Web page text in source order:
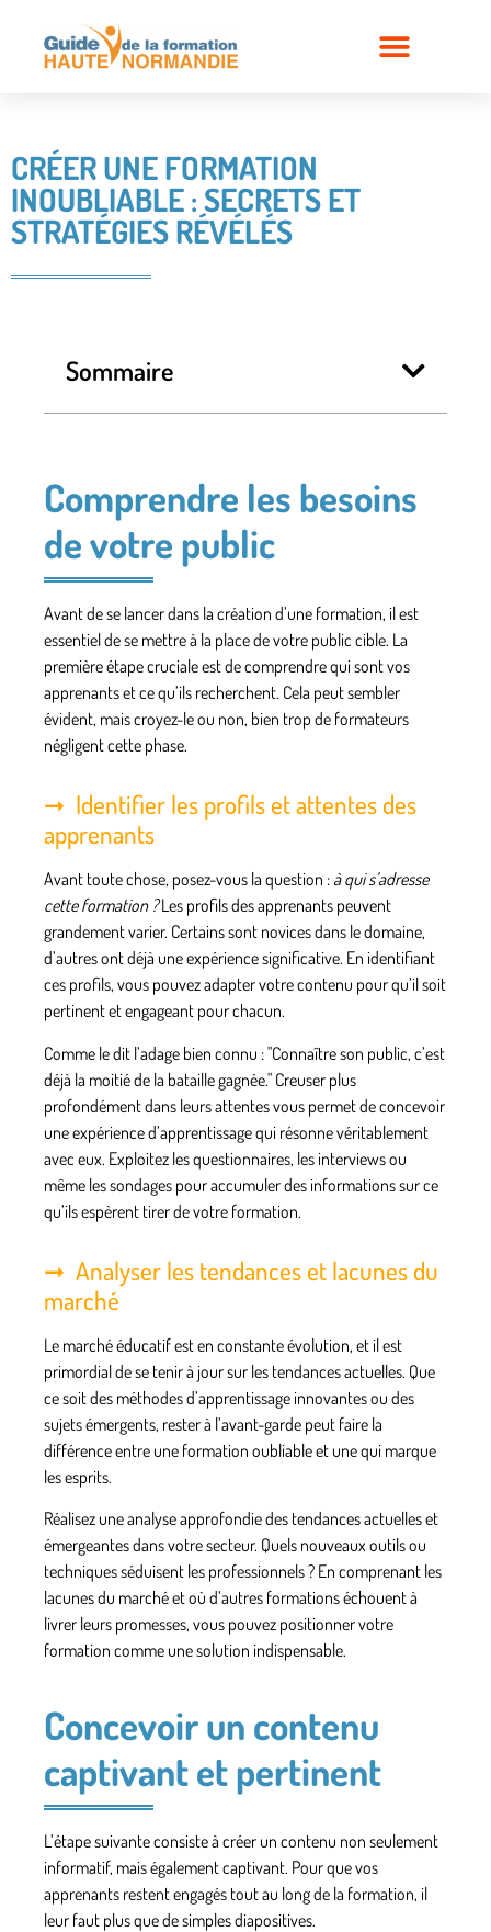
CRÉER UNE FORMATION
INOUBLIABLE : SECRETS ET
STRATÉGIES RÉVÉLÉS
Sommaire
Comprendre les besoins
de votre public
Avant de se lancer dans la création d’une formation, il est
essentiel de se mettre à la place de votre public cible. La
première étape cruciale est de comprendre qui sont vos
apprenants et ce qu’ils recherchent. Cela peut sembler
évident, mais croyez-le ou non, bien trop de formateurs
négligent cette phase.
Identifier les profils et attentes des
apprenants
Avant toute chose, posez-vous la question : à qui s’adresse
cette formation ?Les profils des apprenants peuvent
grandement varier. Certains sont novices dans le domaine,
d’autres ont déjà une expérience significative. En identifiant
ces profils, vous pouvez adapter votre contenu pour qu’il soit
pertinent et engageant pour chacun.
Comme le dit l’adage bien connu : Connaître son public, c’est
déjà la moitié de la bataille gagnée. Creuser plus
profondément dans leurs attentes vous permet de concevoir
une expérience d’apprentissage qui résonne véritablement
avec eux. Exploitez les questionnaires, les interviews ou
même les sondages pour accumuler des informations sur ce
qu’ils espèrent tirer de votre formation.
Analyser les tendances et lacunes du
marché
Le marché éducatif est en constante évolution, et il est
primordial de se tenir à jour sur les tendances actuelles. Que
ce soit des méthodes d’apprentissage innovantes ou des
sujets émergents, rester à l’avant-garde peut faire la
différence entre une formation oubliable et une qui marque
les esprits.
Réalisez une analyse approfondie des tendances actuelles et
émergeantes dans votre secteur. Quels nouveaux outils ou
techniques séduisent les professionnels ? En comprenant les
lacunes du marché et où d’autres formations échouent à
livrer leurs promesses, vous pouvez positionner votre
formation comme une solution indispensable.
Concevoir un contenu
captivant et pertinent
L’étape suivante consiste à créer un contenu non seulement
informatif, mais également captivant. Pour que vos
apprenants restent engagés tout au long de la formation, il
leur faut plus que de simples diapositives.